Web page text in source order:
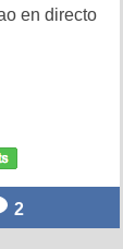
en directo
2